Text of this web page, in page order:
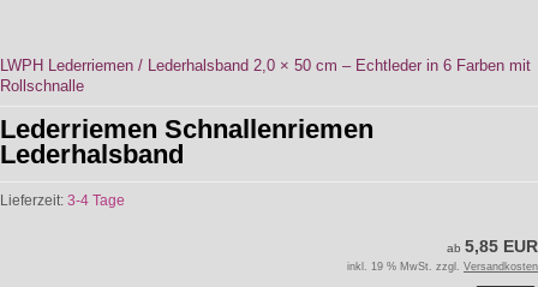
LWPH Lederriemen / Lederhalsband 2,0 × 50 cm – Echtleder in 6 Farben mit
Rollschnalle
Lederriemen Schnallenriemen
Lederhalsband
Lieferzeit: 3-4 Tage
ab 5,85 EUR
inkl. 19 % MwSt. zzgl. Versandkosten